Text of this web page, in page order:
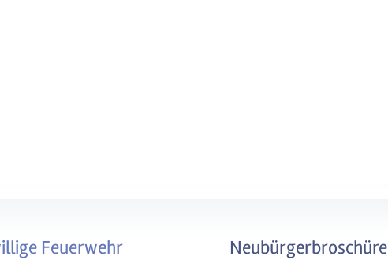
Feuerwehr Neubürgerbroschüre